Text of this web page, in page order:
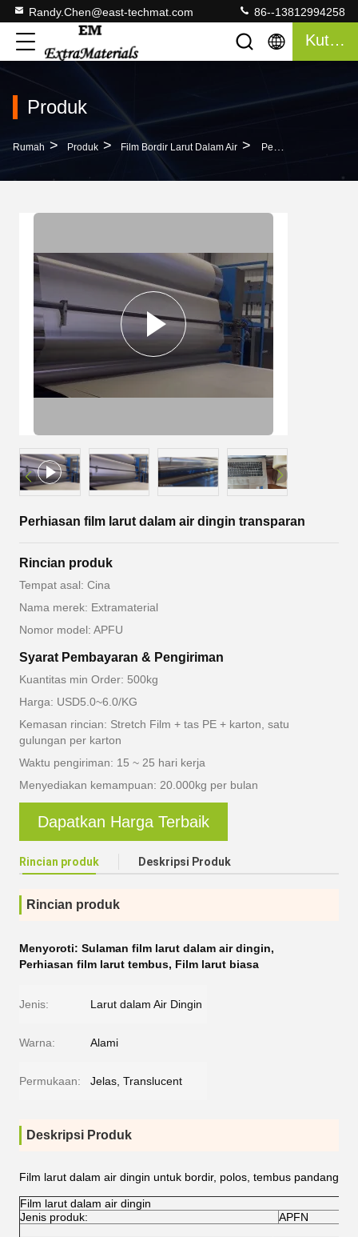
Randy.Chen@east-techmat.com 86--13812994258
Kutipan
Produk
Rumah > Produk > Film Bordir Larut Dalam Air > Perhiasan Film Larut Dalam Air Dingin Transparan
Perhiasan film larut dalam air dingin transparan
Rincian produk
Tempat asal: Cina
Nama merek: Extramaterial
Nomor model: APFU
Syarat Pembayaran & Pengiriman
Kuantitas min Order: 500kg
Harga: USD5.0~6.0/KG
Kemasan rincian: Stretch Film + tas PE + karton, satu
gulungan per karton
Waktu pengiriman: 15 ~ 25 hari kerja
Menyediakan kemampuan: 20.000kg per bulan
Dapatkan Harga Terbaik
Rincian produk Deskripsi Produk
Rincian produk
Menyoroti: Sulaman film larut dalam air dingin,
Perhiasan film larut tembus, Film larut biasa
Jenis: Larut dalam Air Dingin
Warna: Alami
Permukaan: Jelas, Translucent
Deskripsi Produk
Film larut dalam air dingin untuk bordir, polos, tembus pandang
Film larut dalam air dingin
Jenis produk:
APFN